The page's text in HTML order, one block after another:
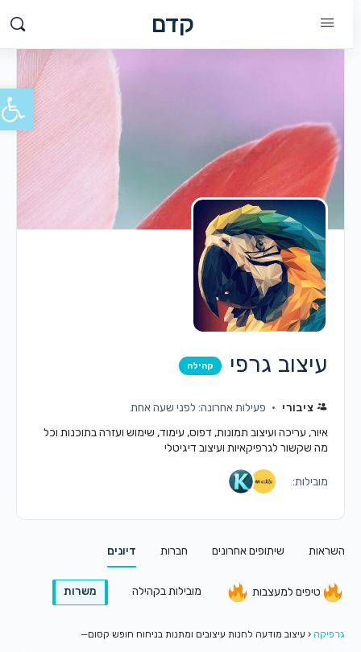
קדם
עיצוב גרפי קהילה
ציבורי
פעילות אחרונה: לפני שעה אחת
איור, עריכה ועיצוב תמונות, דפוס, עימוד, שימוש ועזרה בתוכנות וכל
מה שקשור לגרפיקאיות ועיצוב דיגיטלי
מובילות:
השראות שיתופים אחרונים חברות דיונים
טיפים למעצבות מובילות בקהילה משרות
גרפיקה ‹ עיצוב מודעה לחנות עיצובים ומתנות בניחוח חופש קסום—
פתח